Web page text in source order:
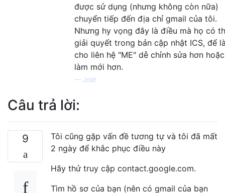
được sử dụng (nhưng không còn nữa)
chuyển tiếp đến địa chỉ gmail của tôi.
Nhưng hy vọng đây là điều mà họ có
giải quyết trong bản cập nhật ICS, để
cho liên hệ "ME" dễ chỉnh sửa hơn hoặc
làm mới hơn.
— Josh
Câu trả lời:
9
Tôi cũng gặp vấn đề tương tự và tôi đã mất
2 ngày để khắc phục điều này
Hãy thử truy cập contact.google.com.
Tìm hồ sơ của bạn (nên có gmail của bạn